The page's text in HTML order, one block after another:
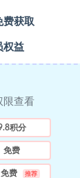
费获取
权益
限查看
积分
免费
免费 推荐